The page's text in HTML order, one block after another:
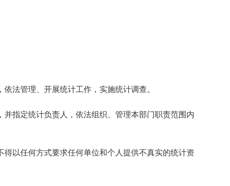
法管理、开展统计工作，实施统计调查。
指定统计负责人，依法组织、管理本部门职责范围内
以任何方式要求任何单位和个人提供不真实的统计资